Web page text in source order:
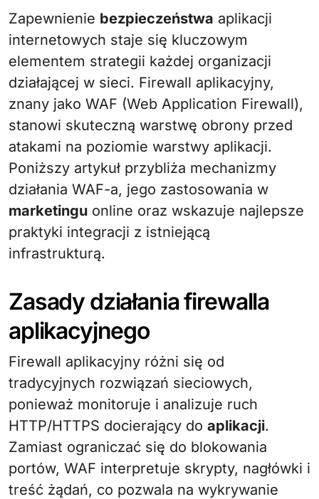
Zapewnienie bezpieczeństwa aplikacji
internetowych staje się kluczowym
elementem strategii każdej organizacji
działającej w sieci. Firewall aplikacyjny,
znany jako WAF (Web Application Firewall),
stanowi skuteczną warstwę obrony przed
atakami na poziomie warstwy aplikacji.
Poniższy artykuł przybliża mechanizmy
działania WAF-a, jego zastosowania w
marketingu online oraz wskazuje najlepsze
praktyki integracji z istniejącą
infrastrukturą.
Zasady działania firewalla
aplikacyjnego
Firewall aplikacyjny różni się od
tradycyjnych rozwiązań sieciowych,
ponieważ monitoruje i analizuje ruch
HTTP/HTTPS docierający do aplikacji.
Zamiast ograniczać się do blokowania
portów, WAF interpretuje skrypty, nagłówki i
treść żądań, co pozwala na wykrywanie